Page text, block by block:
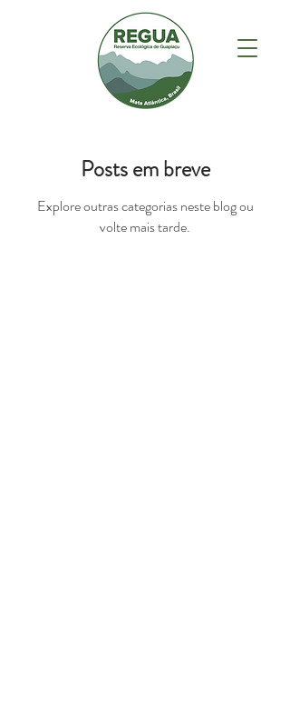
Posts em breve
Explore outras categorias neste blog ou
volte mais tarde.